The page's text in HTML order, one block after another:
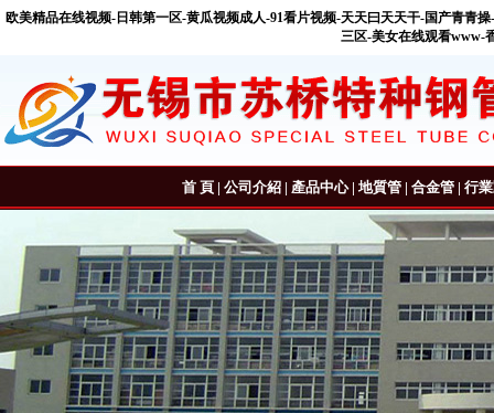
欧美精品在线视频-日韩第一区-黄瓜视频成人-91看片视频-天天曰天天干-国产青青
三区-美女在线观看www-
首 頁 | 公司介紹 | 產品中心| 地質管 | 合金管 | 行